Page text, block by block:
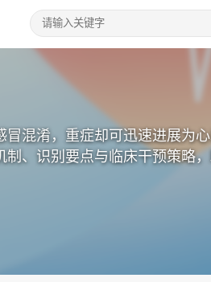
混淆，重症却可迅速进展为
、识别要点与临床干预策略